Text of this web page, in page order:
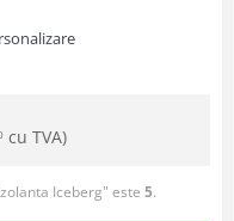
cu TVA)
Iceberg" este 5.